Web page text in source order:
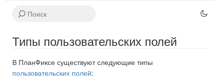
Типы пользовательских полей
В ПланФиксе существуют следующие типы
пользовательских полей: